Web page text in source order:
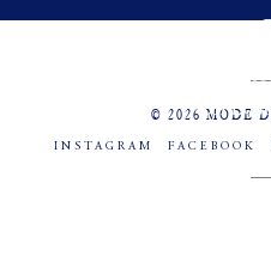
© 2026 MODE
INSTAGRAM FACEBOOK